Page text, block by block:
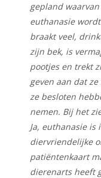
gepland
euthanasie
braakt veel,
zijn bek, is
pootjes en trekt
geven aan dat
ze besloten
nemen. Bij het
Ja, euthanasie
diervriendelijke
patiëntenkaart
dierenarts heeft